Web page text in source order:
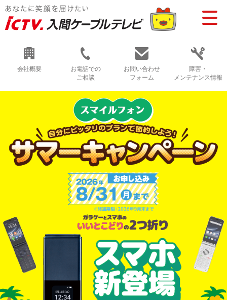
会社概要
お電話での
ご相談
お問い合わせ
フォーム
障害・
メンテナンス情報